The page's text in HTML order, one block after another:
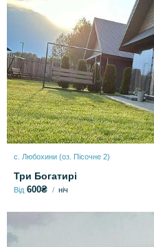
с. Любохини (оз. Пісочне 2)
Три Богатирі
Від 600₴ ніч